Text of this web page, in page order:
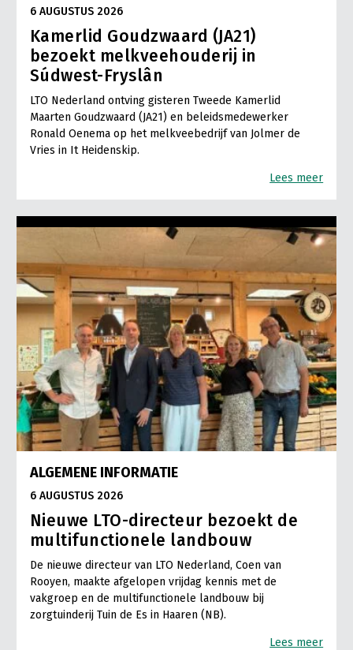
6 AUGUSTUS 2026
Kamerlid Goudzwaard (JA21)
bezoekt melkveehouderij in
Súdwest-Fryslân
LTO Nederland ontving gisteren Tweede Kamerlid
Maarten Goudzwaard (JA21) en beleidsmedewerker
Ronald Oenema op het melkveebedrijf van Jolmer de
Vries in It Heidenskip.
Lees meer
ALGEMENE INFORMATIE
6 AUGUSTUS 2026
Nieuwe LTO-directeur bezoekt de
multifunctionele landbouw
De nieuwe directeur van LTO Nederland, Coen van
Rooyen, maakte afgelopen vrijdag kennis met de
vakgroep en de multifunctionele landbouw bij
zorgtuinderij Tuin de Es in Haaren (NB).
Lees meer